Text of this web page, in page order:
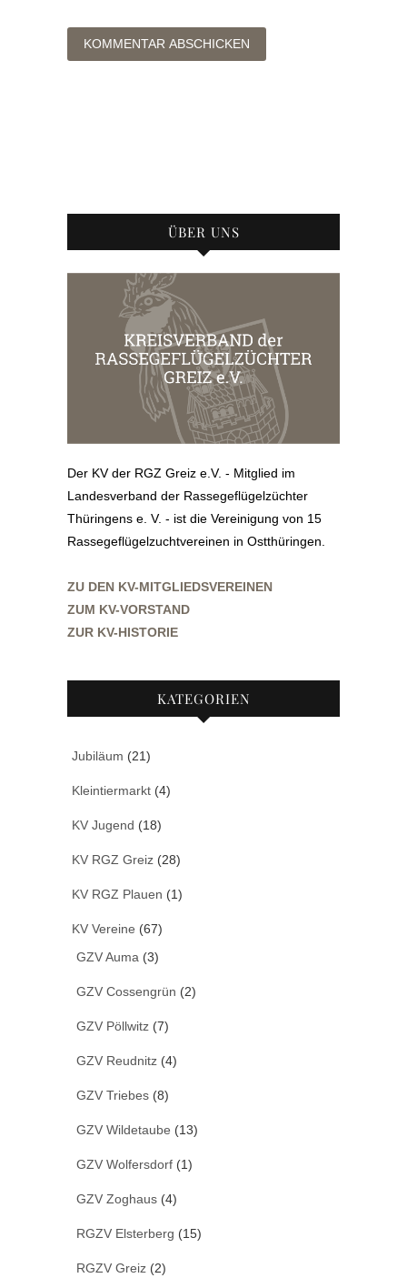
ÜBER UNS
Der KV der RGZ Greiz e.V. - Mitglied im
Landesverband der Rassegeflügelzüchter
Thüringens e. V. - ist die Vereinigung von 15
Rassegeflügelzuchtvereinen in Ostthüringen.
ZU DEN KV-MITGLIEDSVEREINEN
ZUM KV-VORSTAND
ZUR KV-HISTORIE
KATEGORIEN
Jubiläum (21)
Kleintiermarkt (4)
KV Jugend (18)
KV RGZ Greiz (28)
KV RGZ Plauen (1)
KV Vereine (67)
GZV Auma (3)
GZV Cossengrün (2)
GZV Pöllwitz (7)
GZV Reudnitz (4)
GZV Triebes (8)
GZV Wildetaube (13)
GZV Wolfersdorf (1)
GZV Zoghaus (4)
RGZV Elsterberg (15)
RGZV Greiz (2)